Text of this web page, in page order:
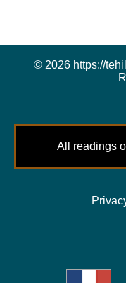
© 2026 https://
All readings